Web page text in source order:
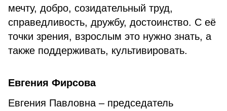
мечту, добро, созидательный труд,
справедливость, дружбу, достоинство. С её
точки зрения, взрослым это нужно знать, а
также поддерживать, культивировать.
Евгения Фирсова
Евгения Павловна – председатель